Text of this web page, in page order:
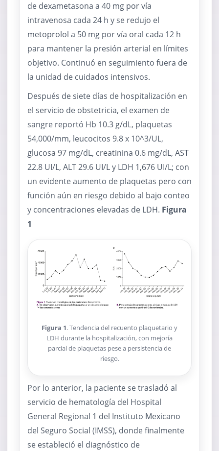
de dexametasona a 40 mg por vía
intravenosa cada 24 h y se redujo el
metoprolol a 50 mg por vía oral cada 12 h
para mantener la presión arterial en límites
objetivo. Continuó en seguimiento fuera de
la unidad de cuidados intensivos.
Después de siete días de hospitalización en
el servicio de obstetricia, el examen de
sangre reportó Hb 10.3 g/dL, plaquetas
54,000/mm, leucocitos 9.8 x 10^3/UL,
glucosa 97 mg/dL, creatinina 0.6 mg/dL, AST
22.8 UI/L, ALT 29.6 UI/L y LDH 1,676 UI/L; con
un evidente aumento de plaquetas pero con
función aún en riesgo debido al bajo conteo
y concentraciones elevadas de LDH. Figura
1
Figura 1. Tendencia del recuento plaquetario y
LDH durante la hospitalización, con mejoría
parcial de plaquetas pese a persistencia de
riesgo.
Por lo anterior, la paciente se trasladó al
servicio de hematología del Hospital
General Regional 1 del Instituto Mexicano
del Seguro Social (IMSS), donde finalmente
se estableció el diagnóstico de